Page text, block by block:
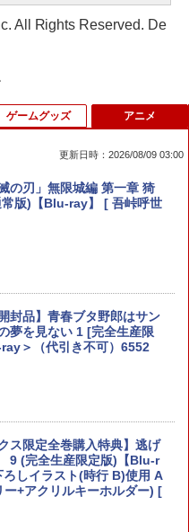
All Rights Reserved. De
】inklink公式 Switch / Sw
ーラー 最新モデル 最新フ
プロコン プロコン2 プロコ
ラー ワイヤレスコントロー
度モニターファン
ラソン期間限定♪最大30％O
ック ゲーム スマホ ゲーミ
ゲー 荒野行動 PUBG Apex
繊維 手汗対策 鬼サック 6
ラゴンボール Sparking！
ボットアニメ ゲッP-X PS5
ゲームグッズ アニメ
更新日時：2026/08/09 03:00
の刃」無限城編 第一章 猗
常版)【Blu-ray】 [ 吾峠呼世
封品】青春ブタ野郎はサン
夢を見ない 1 [完全生産限
＞（代引き不可）6552
ス限定全巻購入特典】逃げ
9 (完全生産限定版)【Blu-r
しイラスト(時行 B)使用 A
ー+アクリルキーホルダー) [